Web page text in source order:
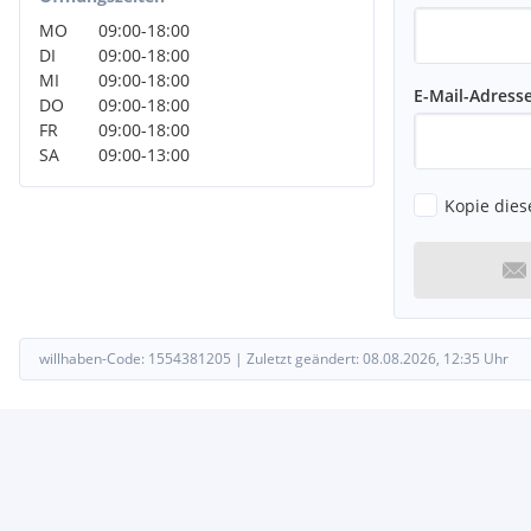
Scheinwerfer LED
Heckleuchten LED mit dynamischem Blinklicht
LM-Felgen
Ausstattungs-Paket: S line Sport / Plus - € 2.063,-
Pedale und Fußstütze in Edelstahl
Sitzbezug / Polsterung: Leder / Stoff Sequenz mit Logo-Prägung
Sportsitze vorn
Schalt-/Wählhebelgriff Leder gelocht (perforiert)
Lenkrad (Sport/Leder - 3-Speichen) mit Multifunktion und S-
Bluetooth-Freisprecheinrichtung mit Spracherkennung (Audi
Dachhimmel Stoff, schwarz - € 258,-
Diebstahlsicherung für Räder (Felgenschlösser) - € 26,-
Einparkhilfe vorn und hinten, akustisch und optisch mit
MO
09:00-18:00
DI
09:00-18:00
MI
09:00-18:00
DO
09:00-18:00
FR
09:00-18:00
SA
09:00-13:00
E-Mail-
Kopie
willhaben-Code: 1554381205 | Zuletzt geändert: 08.08.2026, 12:35 Uhr